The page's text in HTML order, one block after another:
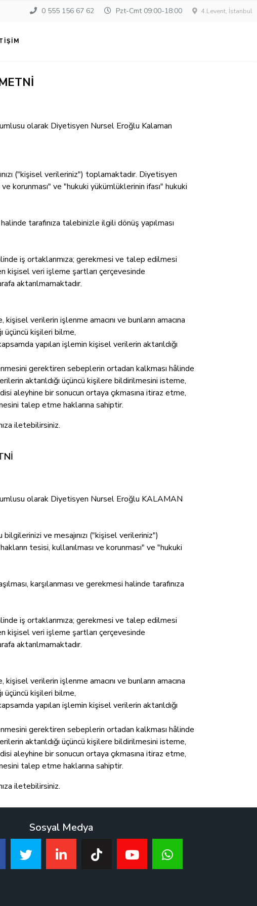
0 555 156 67 62 Pzt-Cmt 09:00-18:00 4.Levent, İstanbul
olarak Diyetisyen Nursel Eroğlu Kalaman
("kişisel verileriniz") toplamaktadır. Diyetisyen
korunması" ve "hukuki yükümlüklerinin ifası" hukuki
tarafınıza talebinizle ilgili dönüş yapılması
iş ortaklarımıza; gerekmesi ve talep edilmesi
kişisel veri işleme şartları çerçevesinde
aktarılmamaktadır.
verilerin işlenme amacını ve bunların amacına
üçüncü kişileri bilme,
yapılan işlemin kişisel verilerin aktarıldığı
gerektiren sebeplerin ortadan kalkması hâlinde
aktarıldığı üçüncü kişilere bildirilmesini isteme,
aleyhine bir sonucun ortaya çıkmasına itiraz etme,
talep etme haklarına sahiptir.
iletebilirsiniz.
olarak Diyetisyen Nursel Eroğlu KALAMAN
ve mesajınızı ("kişisel verileriniz")
tesisi, kullanılması ve korunması" ve "hukuki
karşılanması ve gerekmesi halinde tarafınıza
iş ortaklarımıza; gerekmesi ve talep edilmesi
kişisel veri işleme şartları çerçevesinde
aktarılmamaktadır.
verilerin işlenme amacını ve bunların amacına
üçüncü kişileri bilme,
yapılan işlemin kişisel verilerin aktarıldığı
gerektiren sebeplerin ortadan kalkması hâlinde
aktarıldığı üçüncü kişilere bildirilmesini isteme,
aleyhine bir sonucun ortaya çıkmasına itiraz etme,
talep etme haklarına sahiptir.
iletebilirsiniz.
Sosyal Medya